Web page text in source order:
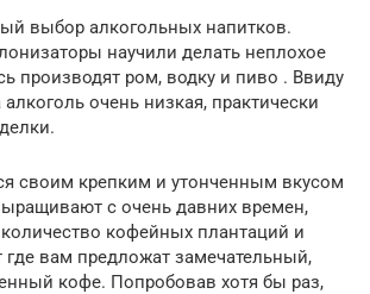
выбор алкогольных напитков.
научили делать неплохое
производят ром, водку и пиво . Ввиду
очень низкая, практически
своим крепким и утонченным вкусом
с очень давних времен,
кофейных плантаций и
вам предложат замечательный,
кофе. Попробовав хотя бы раз,